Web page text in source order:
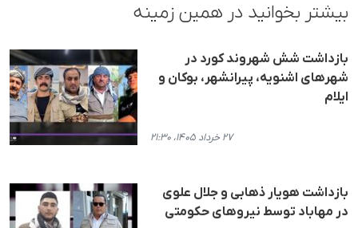
بیشتر بخوانید در همین زمینه
بازداشت شش شهروند کورد در
شهرهای اشنویه، پیرانشهر، بوکان و
ایلام
۲۷ خرداد ۱۴۰۵، ۲۱:۳۰
بازداشت هویار ذهابی و جلال علوی
در مهاباد توسط نیروهای حکومتی